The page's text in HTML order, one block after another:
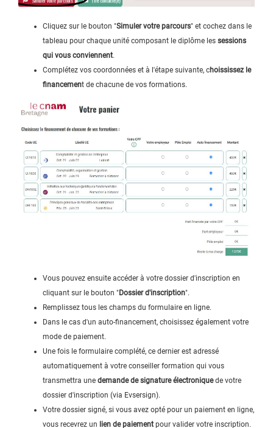
Cliquez sur le bouton "Simuler votre parcours" et cochez dans le
tableau pour chaque unité composant le diplôme les sessions
qui vous conviennent.
Complétez vos coordonnées et à l'étape suivante, choississez le
financement de chacune de vos formations.
Vous pouvez ensuite accéder à votre dossier d'inscription en
cliquant sur le bouton "Dossier d'inscription".
Remplissez tous les champs du formulaire en ligne.
Dans le cas d'un auto-financement, choisissez également votre
mode de paiement.
Une fois le formulaire complété, ce dernier est adressé
automatiquement à votre conseiller formation qui vous
transmettra une demande de signature électroniquede votre
dossier d'inscription (via Evsersign).
Votre dossier signé, si vous avez opté pour un paiement en ligne,
vous recevrez un lien de paiement pour valider votre inscription.